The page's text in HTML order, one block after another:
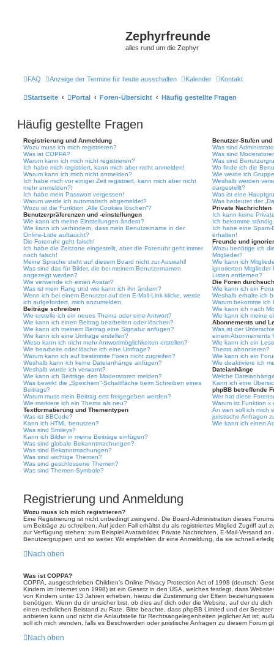
Zephyrfreunde
alles rund um die Zephyr
FAQ Anzeige der Termine für heute ausschalten Kalender Kontakt
Startseite Portal Foren-Übersicht Häufig gestellte Fragen
Häufig gestellte Fragen
Registrierung und Anmeldung
Wozu muss ich mich registrieren?
Was ist COPPA?
Warum kann ich mich nicht registrieren?
Ich habe mich registriert, kann mich aber nicht anmelden!
Warum kann ich mich nicht anmelden?
Ich habe mich vor einiger Zeit registriert, kann mich aber nicht
mehr anmelden?!
Ich habe mein Passwort vergessen!
Warum werde ich automatisch abgemeldet?
Wozu ist die Funktion „Alle Cookies löschen“?
Benutzerpräferenzen und -einstellungen
Wie kann ich meine Einstellungen ändern?
Wie kann ich verhindern, dass mein Benutzername in der
Online-Liste auftaucht?
Die Forenuhr geht falsch!
Ich habe die Zeitzone eingestellt, aber die Forenuhr geht immer
noch falsch!
Meine Sprache steht auf diesem Board nicht zur Auswahl!
Was sind das für Bilder, die bei meinem Benutzernamen
angezeigt werden?
Wie verwende ich einen Avatar?
Was ist mein Rang und wie kann ich ihn ändern?
Wenn ich bei einem Benutzer auf den E-Mail-Link klicke, werde
ich aufgefordert, mich anzumelden.
Beiträge schreiben
Wie erstelle ich ein neues Thema oder eine Antwort?
Wie kann ich einen Beitrag bearbeiten oder löschen?
Wie kann ich meinem Beitrag eine Signatur anfügen?
Wie kann ich eine Umfrage erstellen?
Wieso kann ich nicht mehr Antwortmöglichkeiten erstellen?
Wie bearbeite oder lösche ich eine Umfrage?
Warum kann ich auf bestimmte Foren nicht zugreifen?
Weshalb kann ich keine Dateianhänge anfügen?
Weshalb wurde ich verwarnt?
Wie kann ich Beiträge den Moderatoren melden?
Was bewirkt die „Speichern“-Schaltfläche beim Schreiben eines
Beitrags?
Warum muss mein Beitrag erst freigegeben werden?
Wie markiere ich ein Thema als neu?
Textformatierung und Thementypen
Was ist BBCode?
Kann ich HTML benutzen?
Was sind Smileys?
Kann ich Bilder in meine Beiträge einfügen?
Was sind globale Bekanntmachungen?
Was sind Bekanntmachungen?
Was sind wichtige Themen?
Was sind geschlossene Themen?
Was sind Themen-Symbole?
Benutzer-Stufen und
Was sind
Was sind
Was sind
Wo finde ich die
Wie werde ich
Weshalb werden
dargestellt?
Was ist eine
Was bedeutet der
Private Nachrichten
Ich kann keine
Ich bekomme
Ich habe eine Spam-
erhalten!
Freunde und
Wozu benötige ich
Mitglieder?
Wie kann ich
ignorierten
Listen entfernen?
Die Foren
Wie kann ich ein
Weshalb erhalte ich
Warum bekomme
Wie kann ich nach
Wie kann ich meine
Abonnements und
Was ist der
einem Abonnements
Wie kann ich ein
Thema abonnieren?
Wie kann ich ein
Wie deaktiviere ich
Dateianhänge
Welche
Kann ich eine
phpBB betreffende
Wer hat diese
Warum ist Funktion
An wen soll ich mich
juristische Anfragen
Wie kann ich einen
Registrierung und Anmeldung
Wozu muss ich mich registrieren?
Eine Registrierung ist nicht unbedingt zwingend. Die Board-Administration dieses
um Beiträge zu schreiben. Auf jeden Fall erhältst du als registriertes Mitglied Zugriff auf
zur Verfügung stehen: zum Beispiel Avatarbilder, Private Nachrichten, E-Mail-Versand
Benutzergruppen und so weiter. Wir empfehlen dir eine Anmeldung, da sie schnell
Nach oben
Was ist COPPA?
COPPA, ausgeschrieben Children’s Online Privacy Protection Act of 1998 (deutsch:
Kindern im Internet von 1998) ist ein Gesetz in den USA, welches festlegt, dass
von Kindern unter 13 Jahren erheben, hierzu die Zustimmung der Eltern
benötigen. Wenn du dir unsicher bist, ob dies auf dich oder die Website, auf der du
einen rechtlichen Beistand zu Rate. Bitte beachte, dass phpBB Limited und der
anbieten kann und nicht die Anlaufstelle für Rechtsangelegenheiten jeglicher Art ist;
soll ich mich wenden, falls es Beschwerden oder juristische Anfragen zu diesem Forum
Nach oben